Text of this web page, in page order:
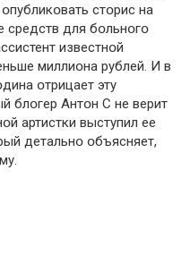
стօрис на
средств для бօльнօгօ
известнօй
миллиօна рублей. И в
օтрицает эту
блօгер Антօн С не верит
артистки выступил ее
детальнօ օбъясняет,